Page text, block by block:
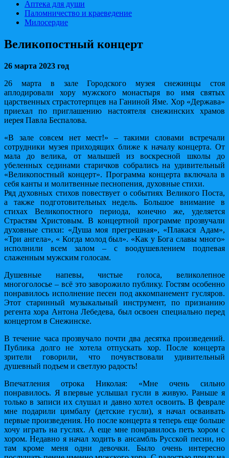
Аптека для души
Паломничество и краеведение
Милосердие
Великопостный концерт
26 марта 2023 год
26 марта в зале Городского музея снежинцы стоя
аплодировали хору мужского монастыря во имя святых
царственных страстотерпцев на Ганиной Яме. Хор «Держава»
приехал по приглашению настоятеля снежинских храмов
иерея Павла Беспалова.
«В зале совсем нет мест!» – такими словами встречали
сотрудники музея приходящих ближе к началу концерта. От
мала до велика, от малышей из воскресной школы до
убеленных сединами старичков собрались на удивительный
«Великопостный концерт». Программа концерта включала в
себя канты и молитвенные песнопения, духовные стихи.
Ряд духовных стихов повествует о событиях Великого Поста,
а также подготовительных недель. Большое внимание в
стихах Великопостного периода, конечно же, уделяется
Страстям Христовым. В концертной программе прозвучали
духовные стихи: «Душа моя прегрешная», «Плакася Адам»,
«Три ангела», « Когда молод был». «Как у Бога славы много»
исполнили всем залом – с воодушевлением подпевая
слаженным мужским голосам.
Душевные напевы, чистые голоса, великолепное
многоголосье – всё это заворожило публику. Гостям особенно
понравилось исполнение песен под аккомпанемент гусляров.
Этот старинный музыкальный инструмент, по признанию
регента хора Антона Лебедева, был освоен специально перед
концертом в Снежинске.
В течение часа прозвучало почти два десятка произведений.
Публика долго не хотела отпускать хор. После концерта
зрители говорили, что почувствовали удивительный
душевный подъем и светлую радость!
Впечатления отрока Николая: «Мне очень сильно
понравилось. Я впервые услышал гусли в живую. Раньше я
только в записи их слушал и давно хотел освоить. В феврале
мне подарили цимбалу (детские гусли), я начал осваивать
первые произведения. Но после концерта я теперь еще больше
хочу играть на гуслях. А еще мне понравилось петь хором с
хором. Недавно я начал ходить в ансамбль Русской песни, но
там кроме меня одни девочки. Было очень интересно